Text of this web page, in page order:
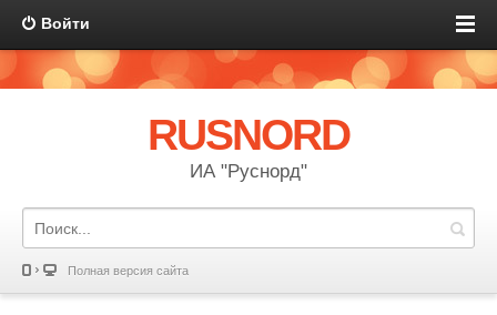
Войти
RUSNORD
ИА "Руснорд"
Полная версия сайта